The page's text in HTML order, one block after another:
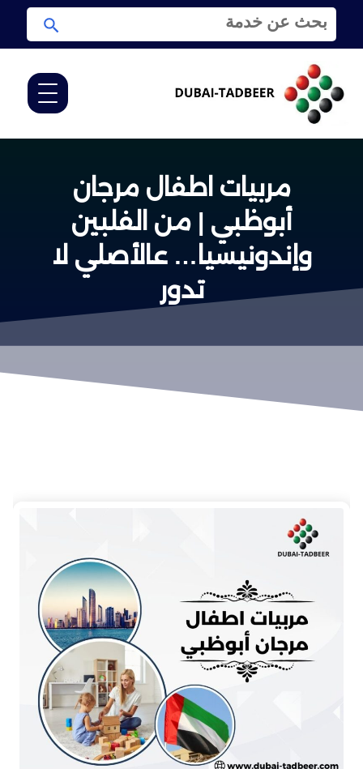
ب
ث
ع
:
ب
ح
ث
مربيات اطفال مرجان
أبوظبي | من الفلبين
وإندونيسيا… عالأصلي لا
تدور